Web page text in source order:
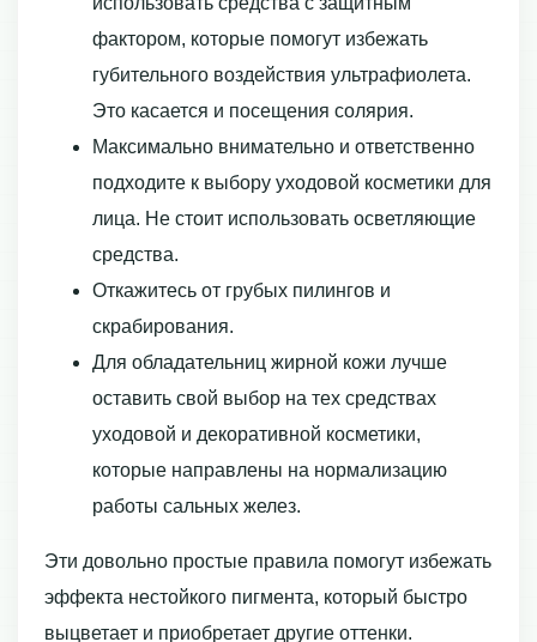
фактором, которые помогут избежать
губительного воздействия ультрафиолета.
Это касается и посещения солярия.
Максимально внимательно и ответственно
подходите к выбору уходовой косметики для
лица. Не стоит использовать осветляющие
средства.
Откажитесь от грубых пилингов и
скрабирования.
Для обладательниц жирной кожи лучше
оставить свой выбор на тех средствах
уходовой и декоративной косметики,
которые направлены на нормализацию
работы сальных желез.
Эти довольно простые правила помогут избежать
эффекта нестойкого пигмента, который быстро
выцветает и приобретает другие оттенки.